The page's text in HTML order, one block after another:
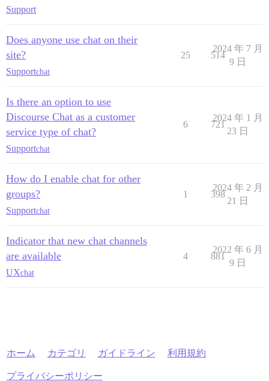
Support
Does anyone use chat on their
site?
Supportchat
25 514
2024 年 7 月
9 日
Is there an option to use
Discourse Chat as a customer
service type of chat?
Supportchat
6 721
2024 年 1 月
23 日
How do I enable chat for other
groups?
Supportchat
1 398
2024 年 2 月
21 日
Indicator that new chat channels
are available
UXchat
4 881
2022 年 6 月
9 日
ホーム カテゴリ ガイドライン 利用規約
プライバシーポリシー